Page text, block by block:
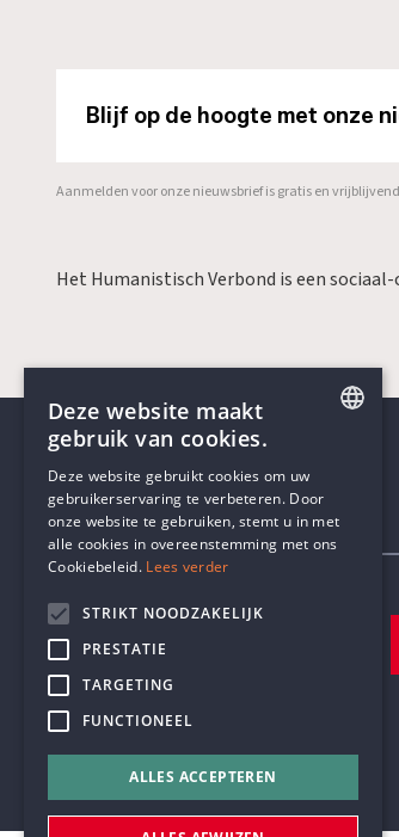
Blijf op de hoogte met onze
Aanmelden voor onze nieuwsbrief is gratis en
Het Humanistisch Verbond is een
Contactgegevens
TELEFOON
+32 3 233 70 32
DUTCH
Deze website maakt
gebruik van cookies.
Deze website gebruikt cookies om uw
gebruikerservaring te verbeteren. Door
onze website te gebruiken, stemt u in met
alle cookies in overeenstemming met ons
Cookiebeleid. Lees verder
STRIKT NOODZAKELIJK
PRESTATIE
TARGETING
FUNCTIONEEL
ALLES ACCEPTEREN